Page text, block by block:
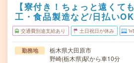
【寮付き！ちょっと遠くて
工・食品製造など/日払いOK
交通費別途支給あり 土日祝日が休み
勤務地
栃木県大田原市
野崎(栃木県)駅から車10分